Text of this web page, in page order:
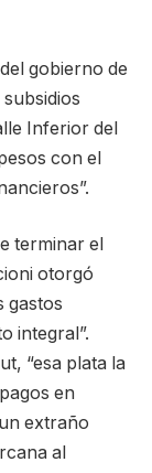
gobierno de
Inferior del
con el
terminar el
otorgó
gastos
integral”.
“esa plata la
en
extraño
al